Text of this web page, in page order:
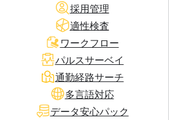
採用管理
適性検査
ワークフロー
パルスサーベイ
通勤経路サーチ
多言語対応
データ安心パック